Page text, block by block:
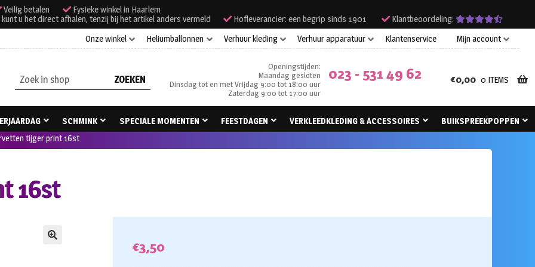
Veilig betalen
Fysieke winkel in Haarlem
u het direct afhalen, tenzij bij het artikel anders vermeld
Hofleverancier: een begrip sinds 1901
Klantbeoordeling:
Onze winkel
Heliumballonnen Verhuur kleding Verhuur apparatuur Klantenservice Mijn account
Zoeken
naar:
Openingstijden:
Maandag gesloten
Dinsdag tot en met Vrijdag 9:00 tot 18:00 uur
Zaterdag 9:00 tot 17:00 uur
023 - 531 49 62 €0,00 0 ITEMS
SCHMINK SPECIALE MOMENTEN FEESTDAGEN VERKLEEDKLEDING & ACCESSOIRES
BUIKSPREEKPOPPEN
tijger print 16st
16st
€3,50